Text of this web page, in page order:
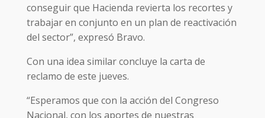
conseguir que Hacienda revierta los recortes y
trabajar en conjunto en un plan de reactivación
del sector”, expresó Bravo.
Con una idea similar concluye la carta de
reclamo de este jueves.
“Esperamos que con la acción del Congreso
Nacional, con los aportes de nuestras